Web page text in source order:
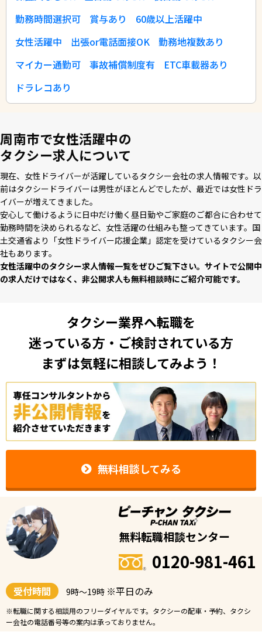
勤務時間選択可
賞与あり
60歳以上活躍中
女性活躍中
出張or電話面接OK
勤務地複数あり
マイカー通勤可
事故補償制度有
ETC車載器あり
ドラレコあり
周南市で女性活躍中の
タクシー求人について
現在、⼥性ドライバーが活躍しているタクシー会社の求⼈情報です。以
前はタクシードライバーは男性がほとんどでしたが、最近では⼥性ドラ
イバーが増えてきました。
安⼼して働けるように⽇中だけ働く昼⽇勤やご家庭のご都合に合わせて
勤務時間を決められるなど、⼥性活躍の仕組みも整ってきています。国
⼟交通省より「⼥性ドライバー応援企業」認定を受けているタクシー会
社もあります。
⼥性活躍中のタクシー求⼈情報⼀覧をぜひご覧下さい。サイトで公開中
の求⼈だけではなく、⾮公開求⼈も無料相談時にご紹介可能です。
タクシー業界へ転職を
迷っている方・ご検討されている方
まずは気軽に相談してみよう！
無料相談してみる
無料転職相談センター
0120-981-461
受付時間 9時〜19時 ※平日のみ
※転職に関する相談用のフリーダイヤルです。タクシーの配車・予約、タクシ
ー会社の電話番号等の案内は承っておりません。